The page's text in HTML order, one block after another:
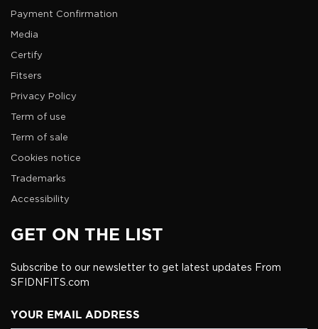
Payment Confirmation
Media
Certify
Fitsers
Privacy Policy
Term of use
Term of sale
Cookies notice
Trademarks
Accessibility
GET ON THE LIST
Subscribe to our newsletter to get latest updates From
SFIDNFITS.com
YOUR EMAIL ADDRESS